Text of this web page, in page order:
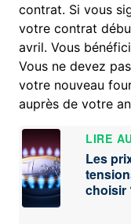
contrat. Si vous
votre contrat
avril. Vous
Vous ne devez
votre nouveau
auprès de votre
LIRE
Les
choisir